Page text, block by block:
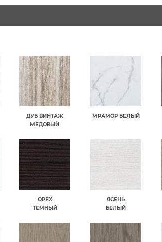
ДУБ ВИНТАЖ
МЕДОВЫЙ
МРАМОР БЕЛЫЙ
ОРЕХ
ТЁМНЫЙ
ЯСЕНЬ
БЕЛЫЙ